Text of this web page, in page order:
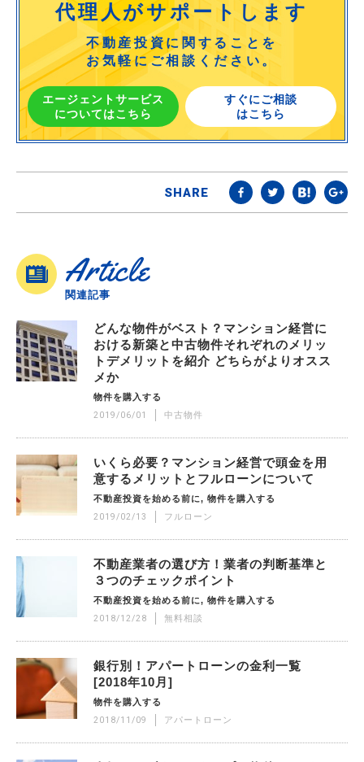
代理人がサポートします
不動産投資に関することを
お気軽にご相談ください。
エージェントサービス
についてはこちら
すぐにご相談
はこちら
SHARE
Article
関連記事
どんな物件がベスト？マンション経営に
おける新築と中古物件それぞれのメリッ
トデメリットを紹介 どちらがよりオスス
メか
物件を購入する
2019/06/01 中古物件
いくら必要？マンション経営で頭金を用
意するメリットとフルローンについて
不動産投資を始める前に 物件を購入する
2019/02/13 フルローン
不動産業者の選び方！業者の判断基準と
３つのチェックポイント
不動産投資を始める前に 物件を購入する
2018/12/28 無料相談
銀行別！アパートローンの金利一覧
[2018年10月]
物件を購入する
2018/11/09 アパートローン